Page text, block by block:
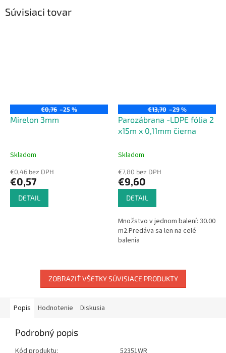
Súvisiaci tovar
€0,76 –25 %
Mirelon 3mm
Skladom
€0,46 bez DPH
€0,57
DETAIL
€13,70 –29 %
Parozábrana -LDPE fólia 2
x15m x 0,11mm čierna
Skladom
€7,80 bez DPH
€9,60
DETAIL
Množstvo v jednom balení: 30.00
m2.Predáva sa len na celé
balenia
ZOBRAZIŤ VŠETKY SÚVISIACE PRODUKTY
Popis Hodnotenie Diskusia
Podrobný popis
Kód produktu: 52351WR